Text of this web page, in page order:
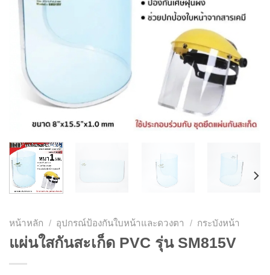
หน้าหลัก / อุปกรณ์ป้องกันใบหน้าและดวงตา / กระบังหน้า
แผ่นใสกันสะเก็ด PVC รุ่น SM815V